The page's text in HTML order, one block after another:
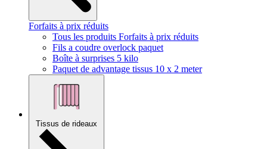
Forfaits à prix réduits
Tous les produits Forfaits à prix réduits
Fils a coudre overlock paquet
Boîte à surprises 5 kilo
Paquet de advantage tissus 10 x 2 meter
Tissus de rideaux